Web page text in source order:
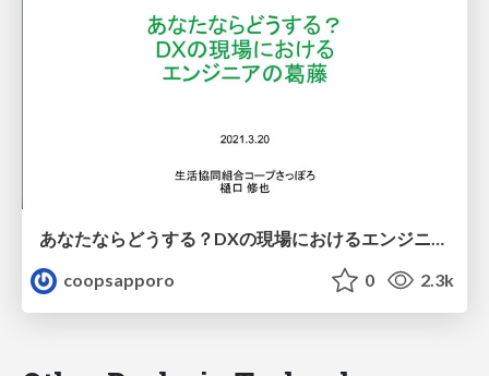
あなたならどうする？DXの現場におけるエンジニアの葛藤
coopsapporo
0 2.3k